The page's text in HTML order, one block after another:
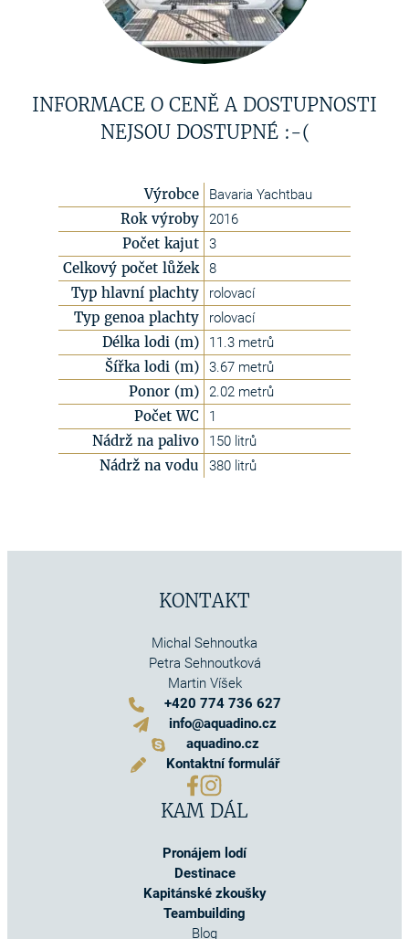
INFORMACE O CENĚ A DOSTUPNOSTI
NEJSOU DOSTUPNÉ :-(
Výrobce Bavaria Yachtbau
Rok výroby 2016
Počet kajut 3
Celkový počet lůžek 8
Typ hlavní plachty rolovací
Typ genoa plachty rolovací
Délka lodi (m) 11.3 metrů
Šířka lodi (m) 3.67 metrů
Ponor (m) 2.02 metrů
Počet WC 1
Nádrž na palivo 150 litrů
Nádrž na vodu 380 litrů
KONTAKT
Michal Sehnoutka
Petra Sehnoutková
Martin Víšek
+420 774 736 627
info@aquadino.cz
aquadino.cz
Kontaktní formulář
KAM DÁL
Pronájem lodí
Destinace
Kapitánské zkoušky
Teambuilding
Blog